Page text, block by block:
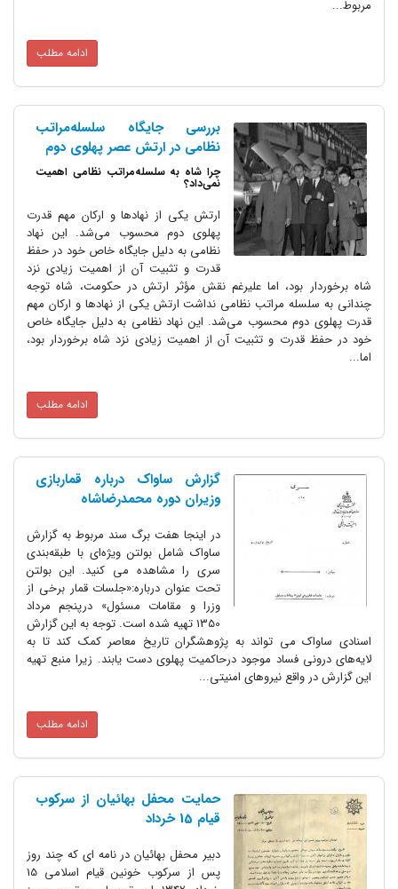
بررسی جایگاه سلسله‌مراتب
نظامی در ارتش عصر پهلوی دوم
چرا شاه به سلسله‌مراتب نظامی اهمیت
نمی‌داد؟
ارتش یکی از نهادها و ارکان مهم قدرت
پهلوی دوم محسوب می‌شد. این نهاد
نظامی به دلیل جایگاه خاص خود در حفظ
قدرت و تثبیت آن از اهمیت زیادی نزد
بود، اما علیرغم نقش مؤثر ارتش در حکومت، شاه توجه
مراتب نظامی نداشت ارتش یکی از نهادها و ارکان مهم
محسوب می‌شد. این نهاد نظامی به دلیل جایگاه خاص
و تثبیت آن از اهمیت زیادی نزد شاه برخوردار بود،
گزارش ساواک درباره قماربازی
وزیران دوره محمدرضاشاه
در اینجا هفت برگ سند مربوط به گزارش
ساواک شامل بولتن ویژه‌ای با طبقه‌بندی
سری را مشاهده می کنید. این بولتن
تحت عنوان درباره:«جلسات قمار برخی از
وزرا و مقامات مسئول» درپنجم مرداد
1350 تهیه شده است. توجه به این گزارش
می تواند به پژوهشگران تاریخ معاصر کمک کند تا به
فساد موجود درحاکمیت پهلوی دست یابند. زیرا منبع تهیه
نیروهای امنیتی...
حمایت محفل بهائیان از سرکوب
قیام 15 خرداد
دبیر محفل بهائیان در نامه ای که چند روز
پس از سرکوب خونین قیام اسلامی 15